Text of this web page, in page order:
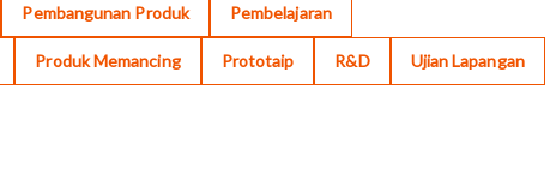
Pembangunan Produk Pembelajaran
Produk Memancing Prototaip R&D Ujian Lapangan